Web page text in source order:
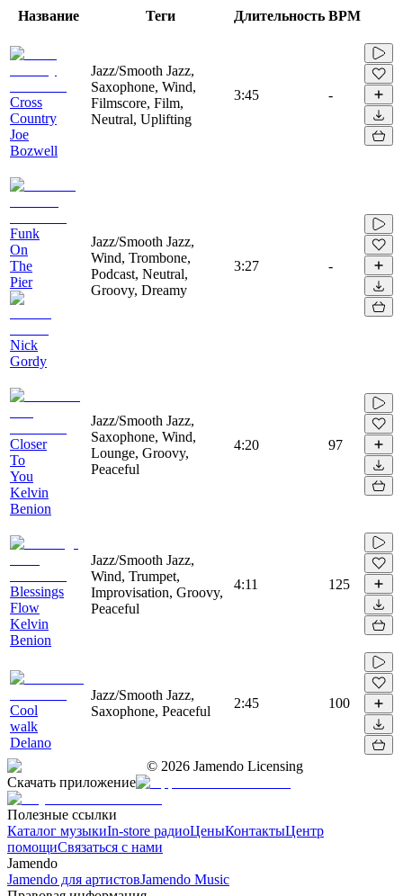
Название Теги Длительность BPM
Cross
Country
Joe
Bozwell
Jazz/Smooth Jazz,
Saxophone, Wind,
Filmscore, Film,
Neutral, Uplifting
3:45 -
Funk
On
The
Pier
Nick
Gordy
Jazz/Smooth Jazz,
Wind, Trombone,
Podcast, Neutral,
Groovy, Dreamy
3:27 -
Closer
To
You
Kelvin
Benion
Jazz/Smooth Jazz,
Saxophone, Wind,
Lounge, Groovy,
Peaceful
4:20 97
Blessings
Flow
Kelvin
Benion
Jazz/Smooth Jazz,
Wind, Trumpet,
Improvisation, Groovy,
Peaceful
4:11 125
Cool
walk
Delano
Jazz/Smooth Jazz,
Saxophone, Peaceful
2:45 100
© 2026 Jamendo Licensing
Скачать приложение
Полезные ссылки
Каталог музыкиIn-store радиоЦеныКонтактыЦентр
помощиСвязаться с нами
Jamendo
Jamendo для артистовJamendo Music